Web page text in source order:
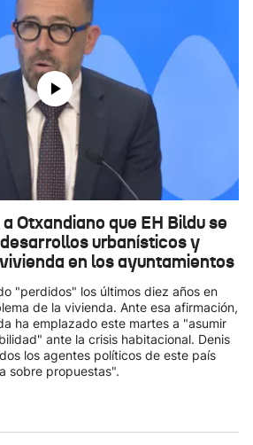
Otxandiano que EH Bildu se
urbanísticos y
en los ayuntamientos
"perdidos" los últimos diez años en
de la vivienda. Ante esa afirmación,
ha emplazado este martes a "asumir
ante la crisis habitacional. Denis
los agentes políticos de este país
sobre propuestas".